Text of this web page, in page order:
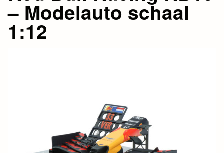
– Modelauto schaal
1:12